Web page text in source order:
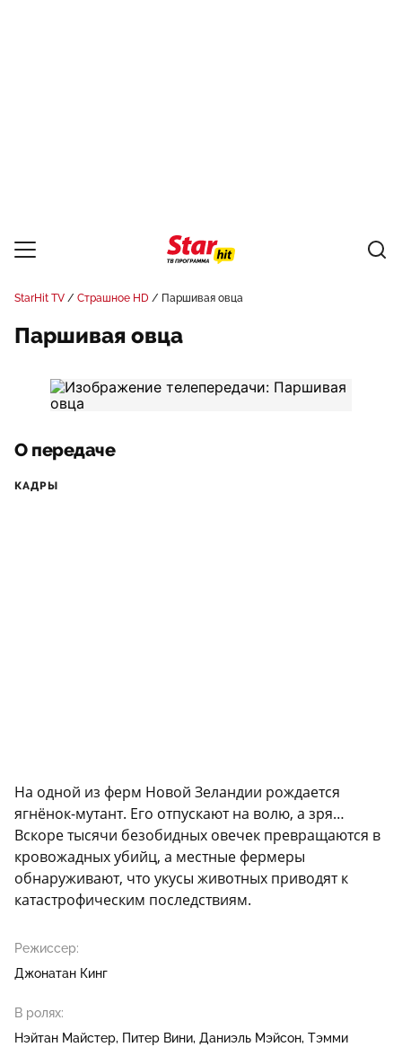
StarHit TV Страшное HD Паршивая овца
Паршивая овца
О передаче
КАДРЫ
На одной из ферм Новой Зеландии рождается
ягнёнок-мутант. Его отпускают на волю, а зря…
Вскоре тысячи безобидных овечек превращаются в
кровожадных убийц, а местные фермеры
обнаруживают, что укусы животных приводят к
катастрофическим последствиям.
Режиссер:
Джонатан Кинг
В ролях:
Нэйтан Майстер Питер Вини Даниэль Мэйсон Тэмми